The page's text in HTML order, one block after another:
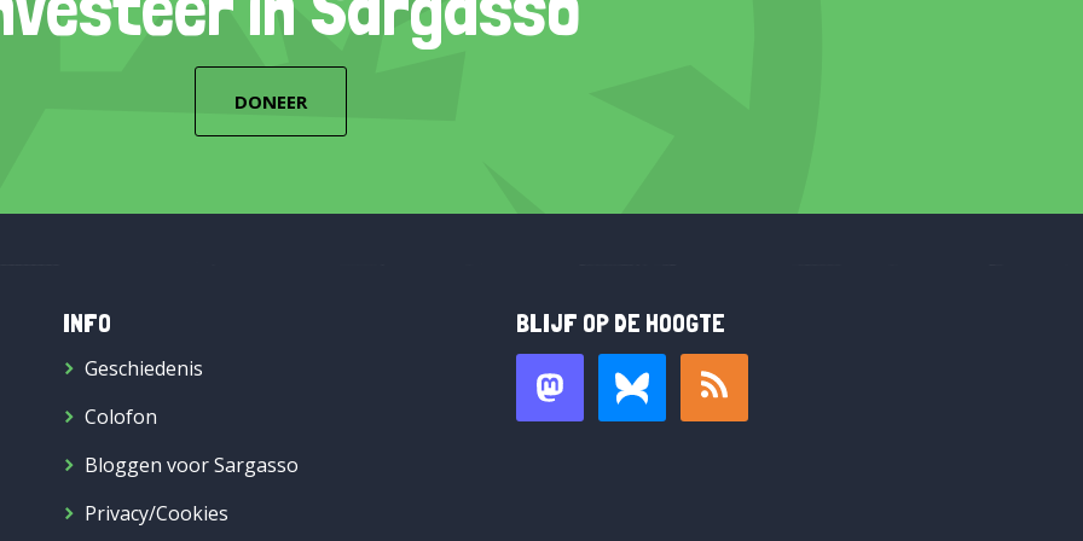
DONEER
INFO
Geschiedenis
Colofon
Bloggen voor Sargasso
Privacy/Cookies
BLIJF OP DE HOOGTE